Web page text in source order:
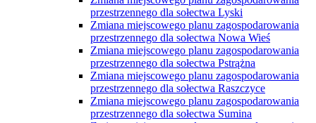
przestrzennego dla sołectwa Lyski
Zmiana miejscowego planu zagospodarowania
przestrzennego dla sołectwa Nowa Wieś
Zmiana miejscowego planu zagospodarowania
przestrzennego dla sołectwa Pstrążna
Zmiana miejscowego planu zagospodarowania
przestrzennego dla sołectwa Raszczyce
Zmiana miejscowego planu zagospodarowania
przestrzennego dla sołectwa Sumina